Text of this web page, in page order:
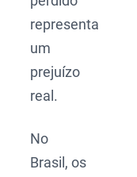
representa
um
prejuízo
real.
No
Brasil, os